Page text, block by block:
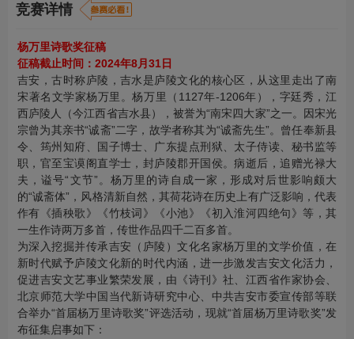
竞赛详情
杨万里诗歌奖征稿
征稿截止时间：2024年8月31日
吉安，古时称庐陵，吉水是庐陵文化的核心区，从这里走出了南
宋著名文学家杨万里。杨万里（1127年-1206年），字廷秀，江
西庐陵人（今江西省吉水县），被誉为“南宋四大家”之一。因宋光
宗曾为其亲书“诚斋”二字，故学者称其为“诚斋先生”。曾任奉新县
令、筠州知府、国子博士、广东提点刑狱、太子侍读、秘书监等
职，官至宝谟阁直学士，封庐陵郡开国侯。病逝后，追赠光禄大
夫，谥号“文节”。杨万里的诗自成一家，形成对后世影响颇大
的“诚斋体”，风格清新自然，其荷花诗在历史上有广泛影响，代表
作有《插秧歌》《竹枝词》《小池》《初入淮河四绝句》等，其
一生作诗两万多首，传世作品四千二百多首。
为深入挖掘并传承吉安（庐陵）文化名家杨万里的文学价值，在
新时代赋予庐陵文化新的时代内涵，进一步激发吉安文化活力，
促进吉安文艺事业繁荣发展，由《诗刊》社、江西省作家协会、
北京师范大学中国当代新诗研究中心、中共吉安市委宣传部等联
合举办“首届杨万里诗歌奖”评选活动，现就“首届杨万里诗歌奖”发
布征集启事如下：